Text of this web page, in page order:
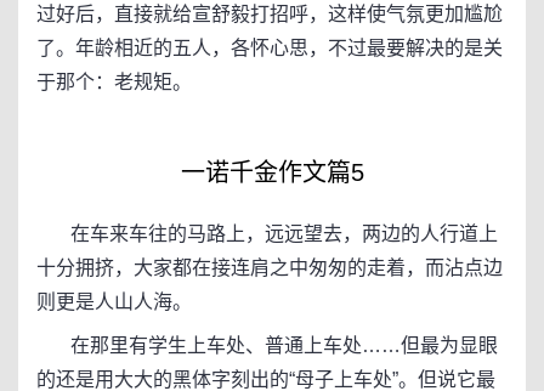
过好后，直接就给宣舒毅打招呼，这样使气氛更加尴尬
了。年龄相近的五人，各怀心思，不过最要解决的是关
于那个：老规矩。
一诺千金作文篇5
在车来车往的马路上，远远望去，两边的人行道上
十分拥挤，大家都在接连肩之中匆匆的走着，而沾点边
则更是人山人海。
在那里有学生上车处、普通上车处……但最为显眼
的还是用大大的黑体字刻出的“母子上车处”。但说它最